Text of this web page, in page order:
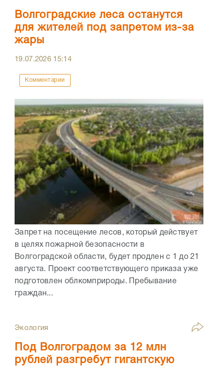
Волгоградские леса останутся
для жителей под запретом из-за
жары
19.07.2026 15:14
Комментарии
Запрет на посещение лесов, который действует
в целях пожарной безопасности в
Волгоградской области, будет продлен с 1 до 21
августа. Проект соответствующего приказа уже
подготовлен облкомприроды. Пребывание
граждан...
Экология
Под Волгоградом за 12 млн
рублей разгребут гигантскую